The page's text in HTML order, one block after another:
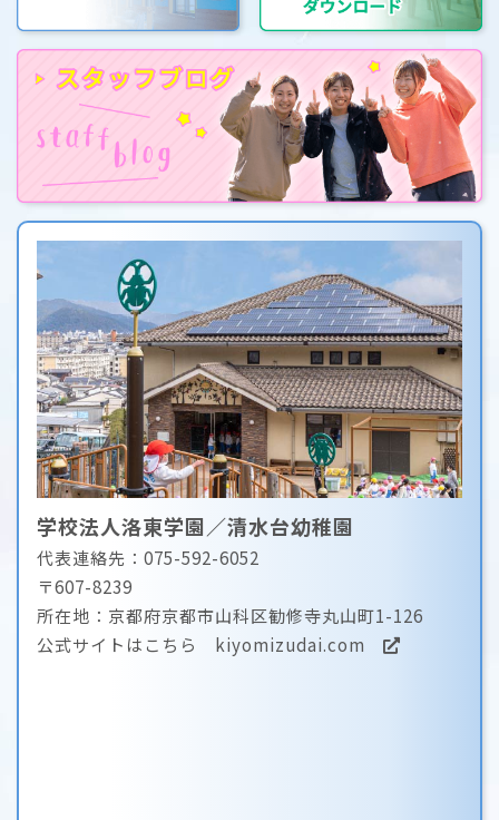
学校法人洛東学園／清水台幼稚園
代表連絡先：075-592-6052
〒607-8239
所在地：京都府京都市山科区勧修寺丸山町1-126
公式サイトはこちら kiyomizudai.com